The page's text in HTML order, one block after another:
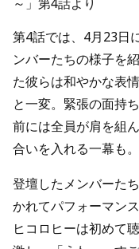
第4話では、4月23日
ンバーたちの様子を
た彼らは和やかな表
と一変。緊張の面持
前には全員が肩を組
合いを入れる一幕も。
登壇したメンバーた
かれてパフォーマン
ヒコロヒーは初めて